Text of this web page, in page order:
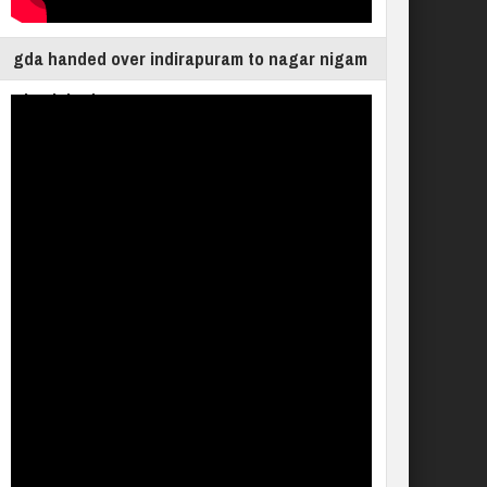
gda handed over indirapuram to nagar nigam
ghaziabad